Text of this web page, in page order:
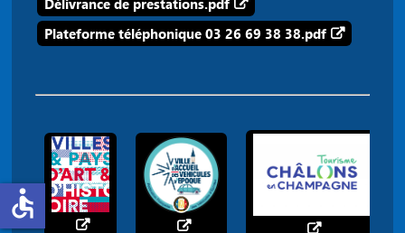
Délivrance de prestations.pdf
Plateforme téléphonique 03 26 69 38 38.pdf
accessible